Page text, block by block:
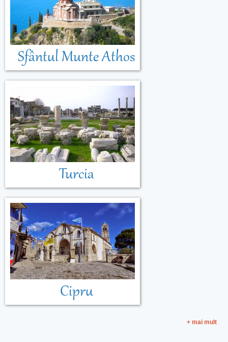
Sfântul Munte Athos
Turcia
Cipru
+ mai mult